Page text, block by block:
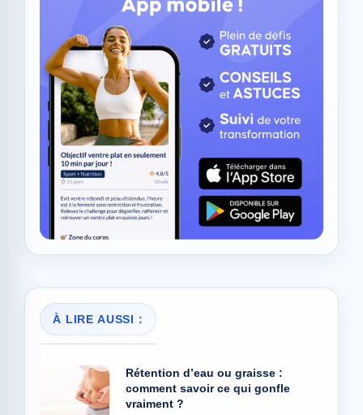
À LIRE AUSSI :
Rétention d’eau ou graisse :
comment savoir ce qui gonfle
vraiment ?